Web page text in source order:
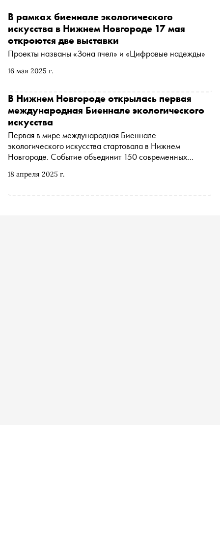
16 мая 2025 г.
В рамках биеннале экологического
искусства в Нижнем Новгороде 17 мая
откроются две выставки
Проекты названы «Зона пчел» и «Цифровые надежды»
18 апреля 2025 г.
В Нижнем Новгороде открылась первая
международная Биеннале экологического
искусства
Первая в мире международная Биеннале
экологического искусства стартовала в Нижнем
Новгороде. Событие объединит 150 современных